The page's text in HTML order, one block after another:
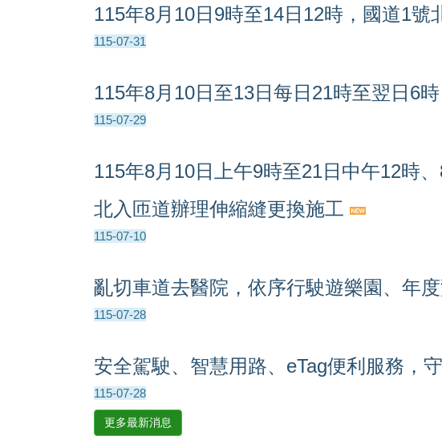
115年8月10日9時至14日12時，國道1
115-07-31
115年8月10日至13日每日21時至翌日6
115-07-29
115年8月10日上午9時至21日中午12時
北入匝道辦理伸縮縫更換施工
115-07-10
亂切車道去醫院，依序行駛遊樂園、年
115-07-28
安全駕駛、智慧用路、eTag便利服務，
115-07-28
更多最新消息